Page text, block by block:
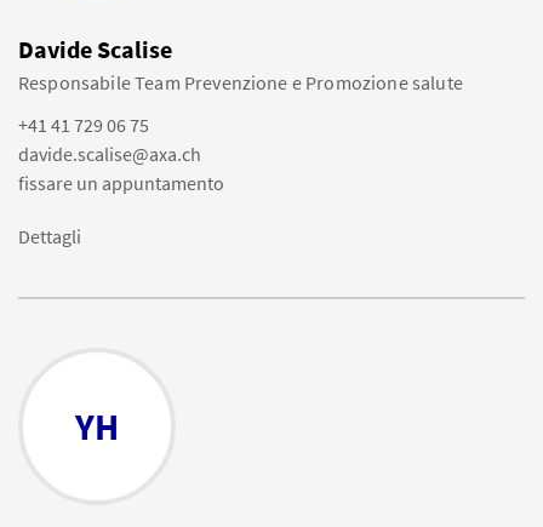
Davide Scalise
Responsabile Team Prevenzione e Promozione salute
+41 41 729 06 75
davide.scalise@axa.ch
fissare un appuntamento
Dettagli
YH